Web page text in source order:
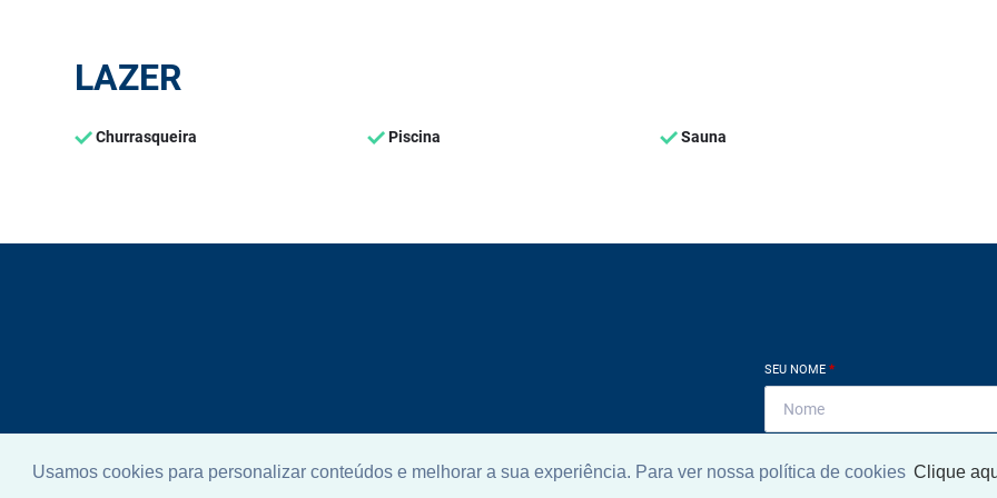
Usamos cookies para personalizar conteúdos e melhorar a sua experiência. Para ver nossa política de cookies Clique
LAZER
Churrasqueira Piscina Sauna
SEU NOME *
SEU E-MAIL*